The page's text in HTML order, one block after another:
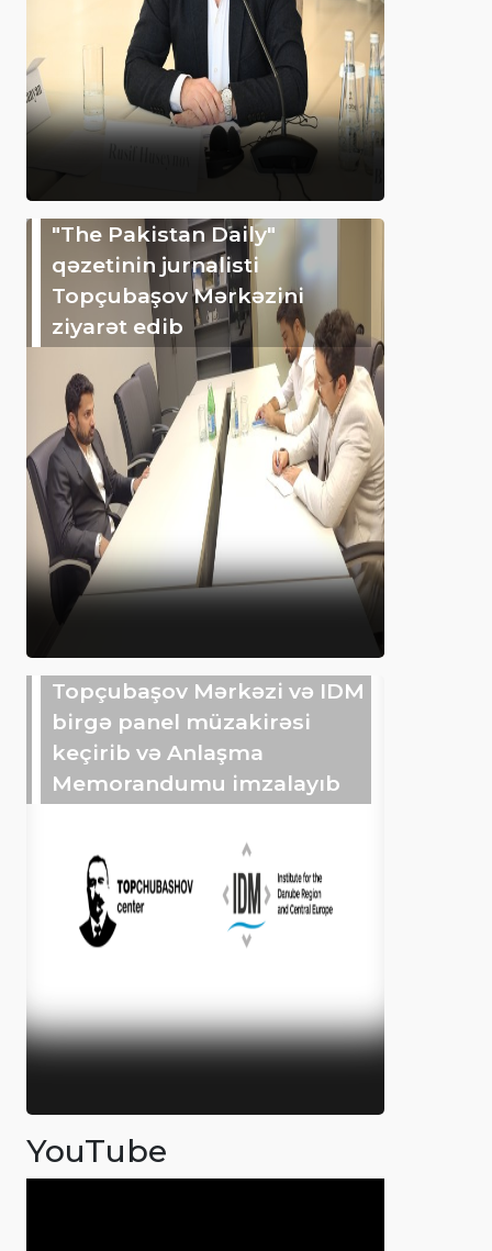
"The Pakistan Daily"
qəzetinin jurnalisti
Topçubaşov Mərkəzini
ziyarət edib
Topçubaşov Mərkəzi və IDM
birgə panel müzakirəsi
keçirib və Anlaşma
Memorandumu imzalayıb
YouTube